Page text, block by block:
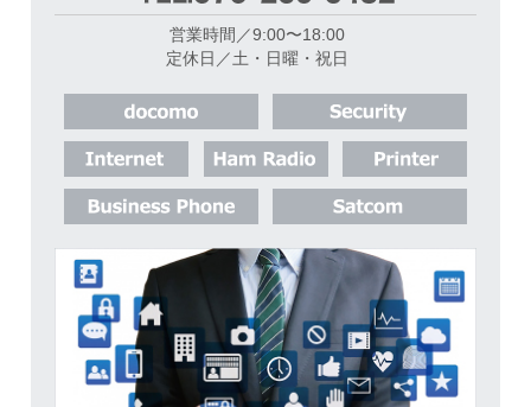
営業時間／9:00〜18:00
定休日／土・日曜・祝日